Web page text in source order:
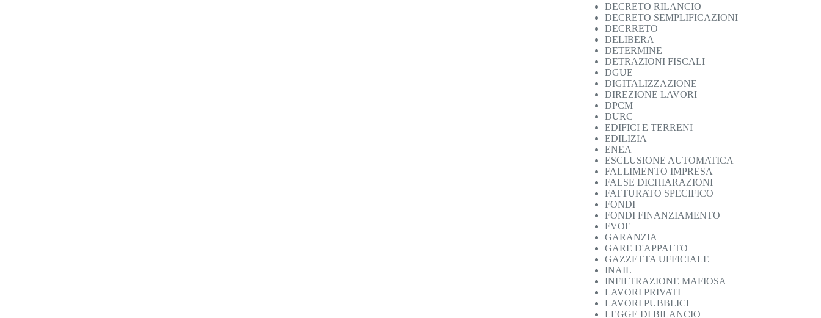
DECRETO RILANCIO
DECRETO SEMPLIFICAZIONI
DECRRETO
DELIBERA
DETERMINE
DETRAZIONI FISCALI
DGUE
DIGITALIZZAZIONE
DIREZIONE LAVORI
DPCM
DURC
EDIFICI E TERRENI
EDILIZIA
ENEA
ESCLUSIONE AUTOMATICA
FALLIMENTO IMPRESA
FALSE DICHIARAZIONI
FATTURATO SPECIFICO
FONDI
FONDI FINANZIAMENTO
FVOE
GARANZIA
GARE D'APPALTO
GAZZETTA UFFICIALE
INAIL
INFILTRAZIONE MAFIOSA
LAVORI PRIVATI
LAVORI PUBBLICI
LEGGE DI BILANCIO